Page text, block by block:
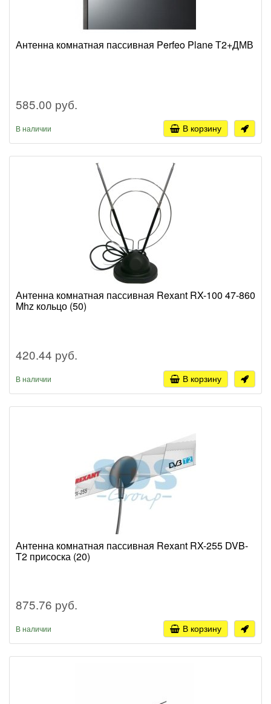
Антенна комнатная пассивная Perfeo Plane Т2+ДМВ
585.00 руб.
В наличии В корзину
Антенна комнатная пассивная Rexant RX-100 47-860
Mhz кольцо (50)
420.44 руб.
В наличии В корзину
Антенна комнатная пассивная Rexant RX-255 DVB-
T2 присоска (20)
875.76 руб.
В наличии В корзину